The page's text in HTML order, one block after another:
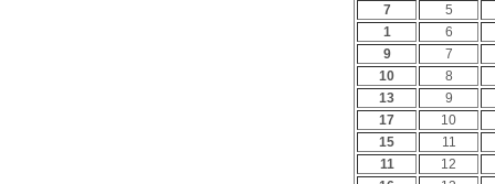
7
5
1
6
9
7
10
8
13
9
17
10
15
11
11
12